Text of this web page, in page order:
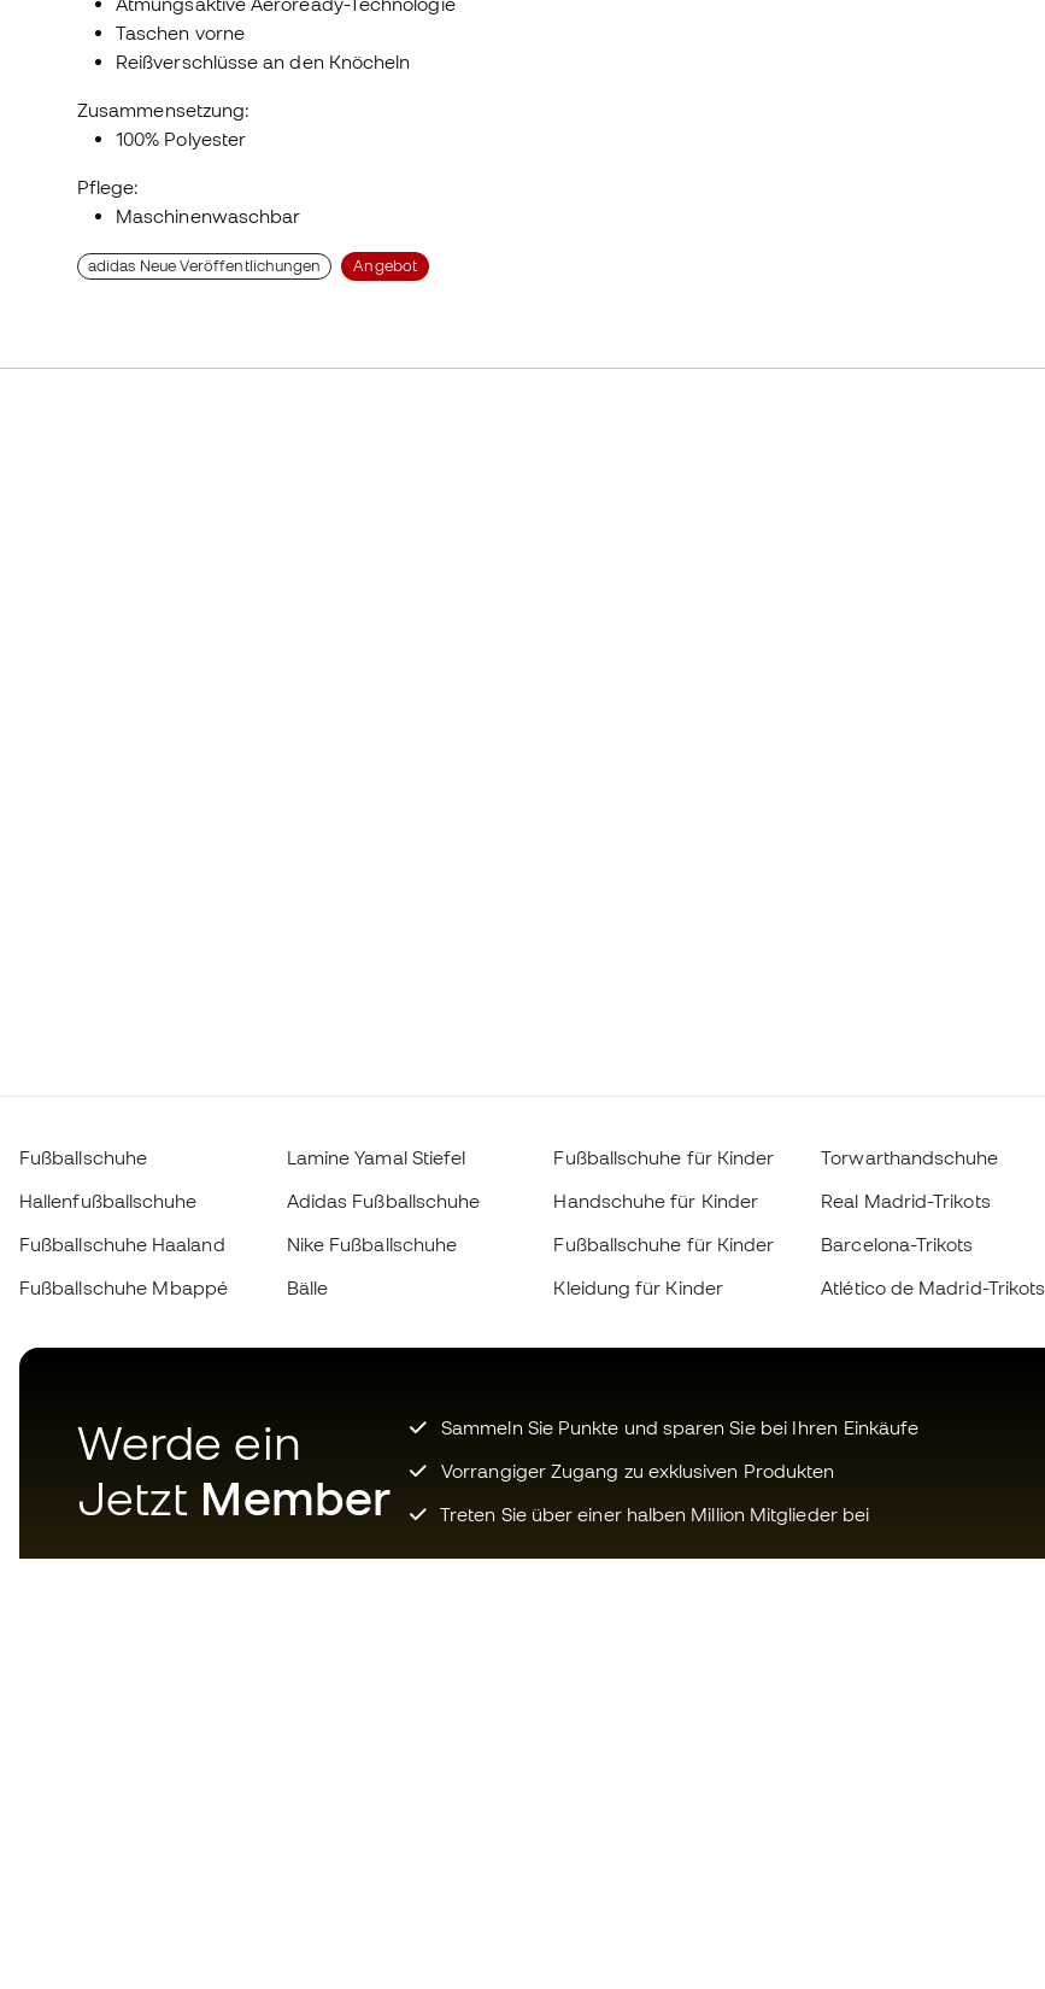
Taschen vorne
Reißverschlüsse an den Knöcheln
Zusammensetzung:
100% Polyester
Pflege:
Maschinenwaschbar
adidas Neue Veröffentlichungen Angebot
Fußballschuhe
Hallenfußballschuhe
Fußballschuhe Haaland
Fußballschuhe Mbappé
Lamine Yamal Stiefel
Adidas Fußballschuhe
Nike Fußballschuhe
Bälle
Fußballschuhe für Kinder
Handschuhe für Kinder
Fußballschuhe für Kinder
Kleidung für Kinder
Torwarthandschuhe
Real Madrid-Trikots
Barcelona-Trikots
Atlético de Madrid-Trikots
Werde ein
Jetzt Member
Sammeln Sie Punkte und sparen Sie bei Ihren Einkäufe
Vorrangiger Zugang zu exklusiven Produkten
Treten Sie über einer halben Million Mitglieder bei